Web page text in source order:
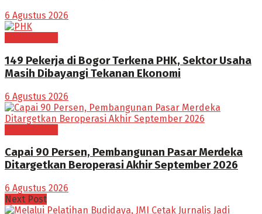
6 Agustus 2026
149 Pekerja di Bogor Terkena PHK, Sektor Usaha
Masih Dibayangi Tekanan Ekonomi
6 Agustus 2026
Capai 90 Persen, Pembangunan Pasar Merdeka
Ditargetkan Beroperasi Akhir September 2026
6 Agustus 2026
Next Post